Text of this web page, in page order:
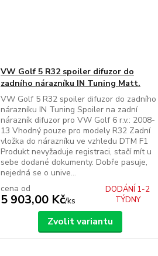
VW Golf 5 R32 spoiler difuzor do
zadního nárazníku IN Tuning Matt.
VW Golf 5 R32 spoiler difuzor do zadního
nárazníku IN Tuning Spoiler na zadní
nárazník difuzor pro VW Golf 6 r.v.: 2008-
13 Vhodný pouze pro modely R32 Zadní
vložka do nárazníku ve vzhledu DTM F1
Produkt nevyžaduje registraci, stačí mít u
sebe dodané dokumenty. Dobře pasuje,
nejedná se o unive...
cena od
5 903,00 Kč/ks
DODÁNÍ 1-2
TÝDNY
Zvolit variantu